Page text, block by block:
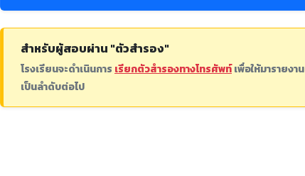
สำหรับผู้สอบผ่าน "ตัวสำรอง"
โรงเรียนจะดำเนินการ เรียกตัวสำรองทางโทรศัพท์เพื่อให้มารายงา
เป็นลำดับต่อไป